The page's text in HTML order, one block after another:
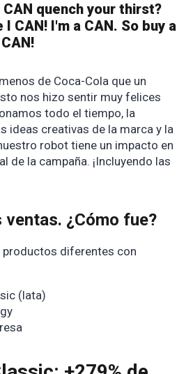
quench your thirst?
CAN! I'm a CAN. So buy a
de Coca-Cola que un
nos hizo sentir muy felices
todo el tiempo, la
ideas creativas de la marca y la
robot tiene un impacto en
de la campaña. ¡Incluyendo las
ventas. ¿Cómo fue?
productos diferentes con
(lata)